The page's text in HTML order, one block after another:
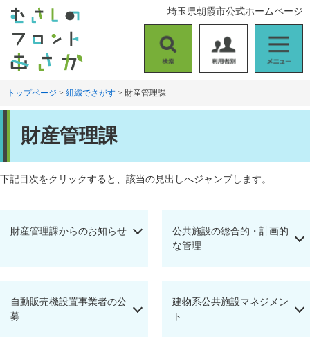
す
し
索
用
ニ
埼玉県朝霞市公式ホームページ
トップページ > 組織でさがす > 財産管理課
財産管理課
下記目次をクリックすると、該当の見出しへジャンプします。
財産管理課からのお知らせ
公共施設の総合的・計画的
な管理
自動販売機設置事業者の公
募
建物系公共施設マネジメン
ト